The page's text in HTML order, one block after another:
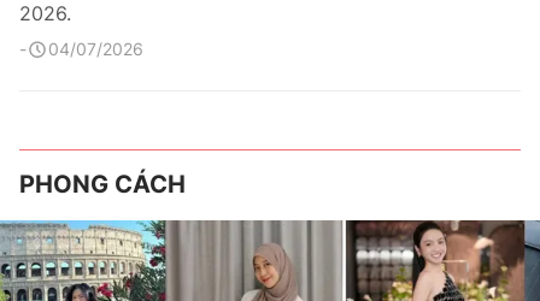
2026.
04/07/2026
PHONG CÁCH